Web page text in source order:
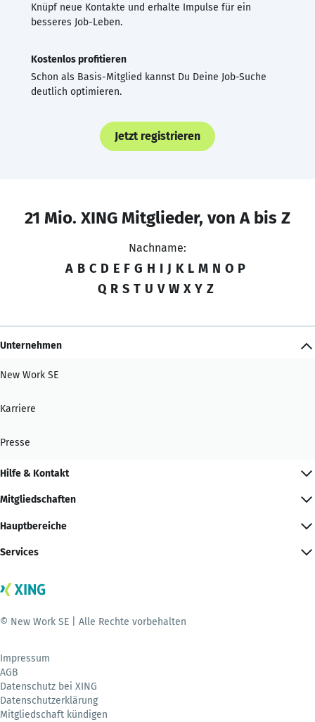
Knüpf neue Kontakte und erhalte Impulse für ein
besseres Job-Leben.
Kostenlos profitieren
Schon als Basis-Mitglied kannst Du Deine Job-Suche
deutlich optimieren.
Jetzt registrieren
21 Mio. XING Mitglieder, von A bis Z
Nachname:
A B C D E F G H I J K L M N O P
Q R S T U V W X Y Z
Unternehmen
New Work SE
Karriere
Presse
Hilfe & Kontakt
Mitgliedschaften
Hauptbereiche
Services
© New Work SE | Alle Rechte vorbehalten
Impressum
AGB
Datenschutz bei XING
Datenschutzerklärung
Mitgliedschaft kündigen